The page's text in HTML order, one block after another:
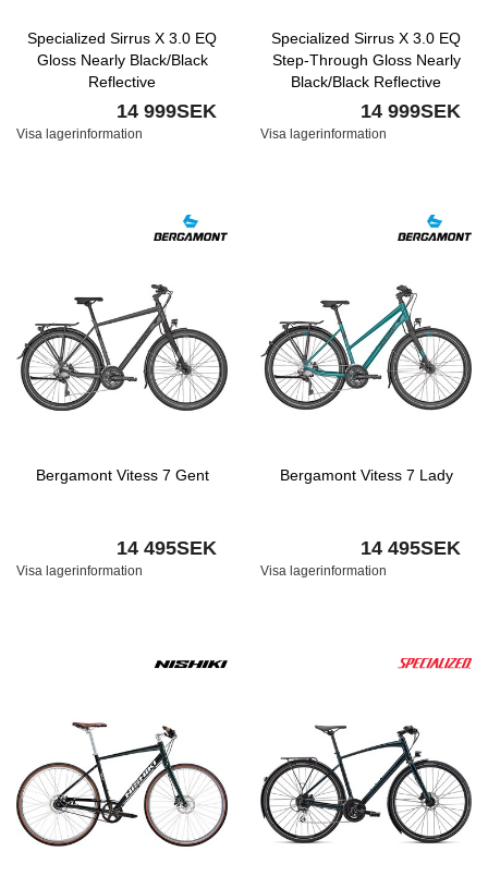
Specialized Sirrus X 3.0 EQ
Gloss Nearly Black/Black
Reflective
14 999SEK
Visa lagerinformation
Specialized Sirrus X 3.0 EQ
Step-Through Gloss Nearly
Black/Black Reflective
14 999SEK
Visa lagerinformation
Bergamont Vitess 7 Gent
14 495SEK
Visa lagerinformation
Bergamont Vitess 7 Lady
14 495SEK
Visa lagerinformation